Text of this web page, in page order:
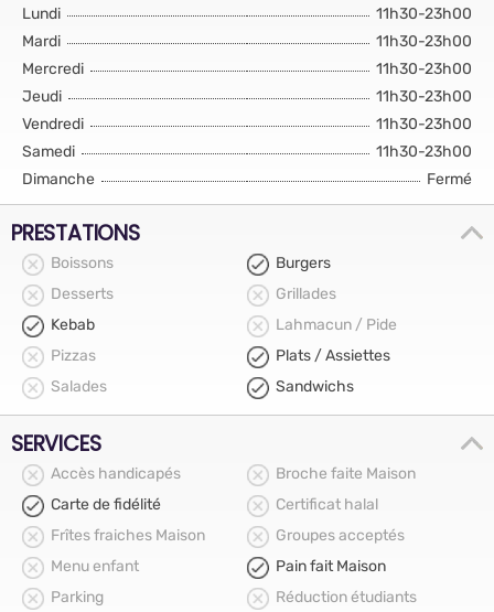
Lundi
11h30-23h00
Mardi
11h30-23h00
Mercredi
11h30-23h00
Jeudi
11h30-23h00
Vendredi
11h30-23h00
Samedi
11h30-23h00
Dimanche
Fermé
PRESTATIONS
Boissons
Burgers
Desserts
Grillades
Kebab
Lahmacun / Pide
Pizzas
Plats / Assiettes
Salades
Sandwichs
SERVICES
Accès handicapés
Broche faite Maison
Carte de fidélité
Certificat halal
Frîtes fraiches Maison
Groupes acceptés
Menu enfant
Pain fait Maison
Parking
Réduction étudiants